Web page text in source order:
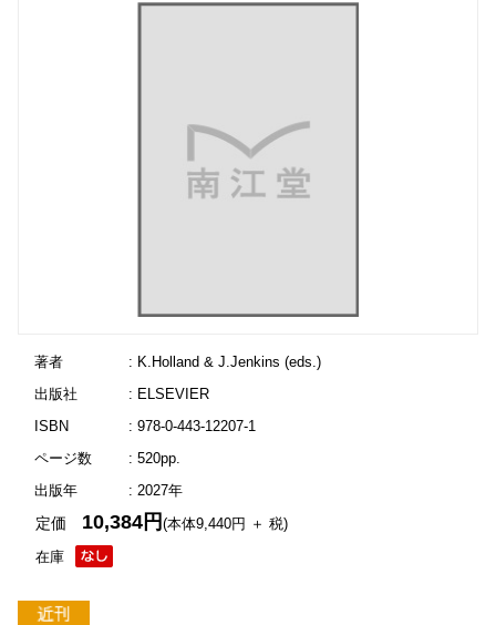
著者
: K.Holland & J.Jenkins (eds.)
出版社
: ELSEVIER
ISBN
: 978-0-443-12207-1
ページ数
: 520pp.
出版年
: 2027年
在庫
定価 10,384円(本体9,440円 ＋ 税)